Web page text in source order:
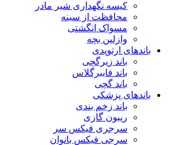
کیسه نگهداری شیر مادر
محافظت از سینه
مسواک انگشتی
وازلین بچه
باندهای ارتوپدی
باند زیرگچی
باند فایبرگلاس
باند گچی
باندهای پزشکی
باند زخم بندی
ریبون گازی
سرجری فیکس سر
سرجی فیکس بانوان